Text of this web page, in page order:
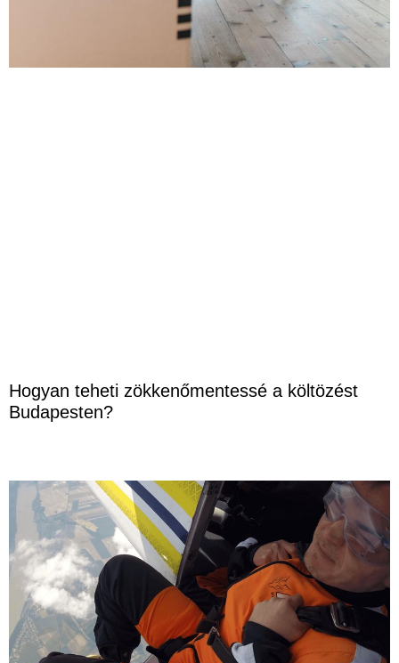
Hogyan teheti zökkenőmentessé a költözést
Budapesten?